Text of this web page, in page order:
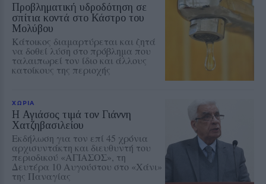
Προβληματική υδροδότηση σε
σπίτια κοντά στο Κάστρο του
Μολύβου
Κάτοικος διαμαρτύρεται και ζητά
να δοθεί λύση στο πρόβλημα που
ταλαιπωρεί τον ίδιο και άλλους
κατοίκους της περιοχής
ΧΩΡΙΑ
Η Αγιάσος τιμά τον Γιάννη
Χατζηβασιλείου
Εκδήλωση για τον επί 45 χρόνια
αρχισυντάκτη και διευθυντή του
περιοδικού «ΑΓΙΑΣΟΣ», τη
Δευτέρα 10 Αυγούστου στο «Χάνι»
της Παναγίας